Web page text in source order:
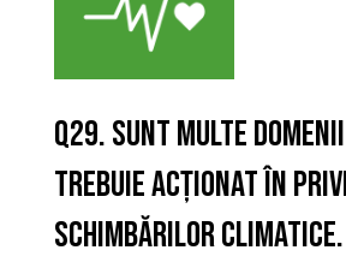
Q29. Sunt multe
trebuie acționat în
schimbărilor